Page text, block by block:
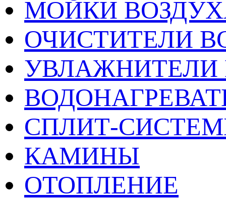
МОЙКИ
ОЧИСТИТЕЛИ
УВЛАЖНИТЕЛИ
СПЛИТ-
КАМИНЫ
ОТОПЛЕНИЕ